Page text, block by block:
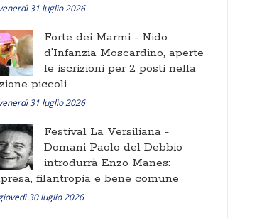
31 luglio 2026
Forte dei Marmi - Nido
d'Infanzia Moscardino, aperte
le iscrizioni per 2 posti nella
piccoli
31 luglio 2026
Festival La Versiliana -
Domani Paolo del Debbio
introdurrà Enzo Manes:
filantropia e bene comune
30 luglio 2026